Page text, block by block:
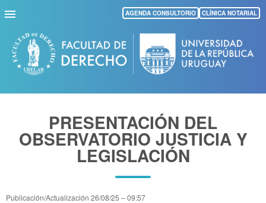
Pasar
al
contenido
principal
AGENDA CONSULTORIO CLÍNICA NOTARIAL
PRESENTACIÓN DEL
OBSERVATORIO JUSTICIA Y
LEGISLACIÓN
Publicación/Actualización 26/08/25 – 09:57